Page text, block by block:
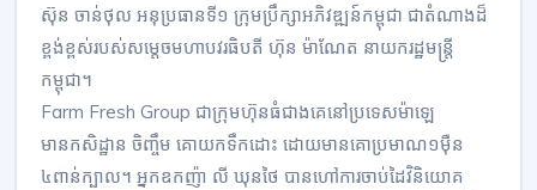
ស៊ុន ចាន់ថុល អនុប្រធានទី១ ក្រុមប្រឹក្សាអភិវឌ្ឍន៍កម្ពុជា ជាតំណាងដ៏
ខ្ពង់ខ្ពស់របស់សម្តេចមហាបវរធិបតី ហ៊ុន ម៉ាណែត នាយករដ្ឋមន្ត្រី
កម្ពុជា។
Farm Fresh Group ជាក្រុមហ៊ុនធំជាងគេនៅប្រទេសម៉ាឡេ
មានកសិដ្ឋាន ចិញ្ចឹម គោយកទឹកដោះ ដោយមានគោប្រមាណ១ម៉ឺន
៤ពាន់ក្បាល។ អ្នកឧកញ៉ា លី ឃុនថៃ បានហៅការចាប់ដៃវិនិយោគ